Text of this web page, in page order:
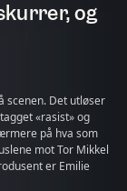
og
scenen. Det utløser
«rasist» og
på hva som
mot Tor Mikkel
er Emilie